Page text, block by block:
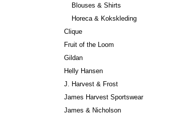
Blouses & Shirts
Horeca & Kokskleding
Clique
Fruit of the Loom
Gildan
Helly Hansen
J. Harvest & Frost
James Harvest Sportswear
James & Nicholson